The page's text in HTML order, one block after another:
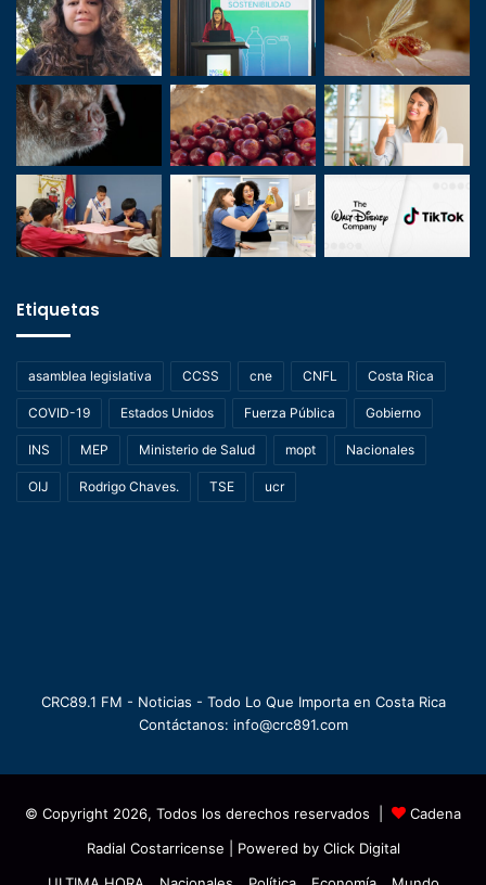
Etiquetas
asamblea legislativa CCSS cne CNFL Costa Rica
COVID-19 Estados Unidos Fuerza Pública Gobierno
INS MEP Ministerio de Salud mopt Nacionales
OIJ Rodrigo Chaves. TSE ucr
CRC89.1 FM - Noticias - Todo Lo Que Importa en Costa Rica
Contáctanos: info@crc891.com
© Copyright 2026, Todos los derechos reservados |
Cadena
Radial Costarricense | Powered by Click Digital